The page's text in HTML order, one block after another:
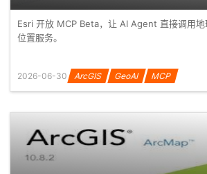
Esri 开放 MCP Beta，让 AI Agent 直接调用
位置服务。
2026-06-30 ArcGIS GeoAI MCP